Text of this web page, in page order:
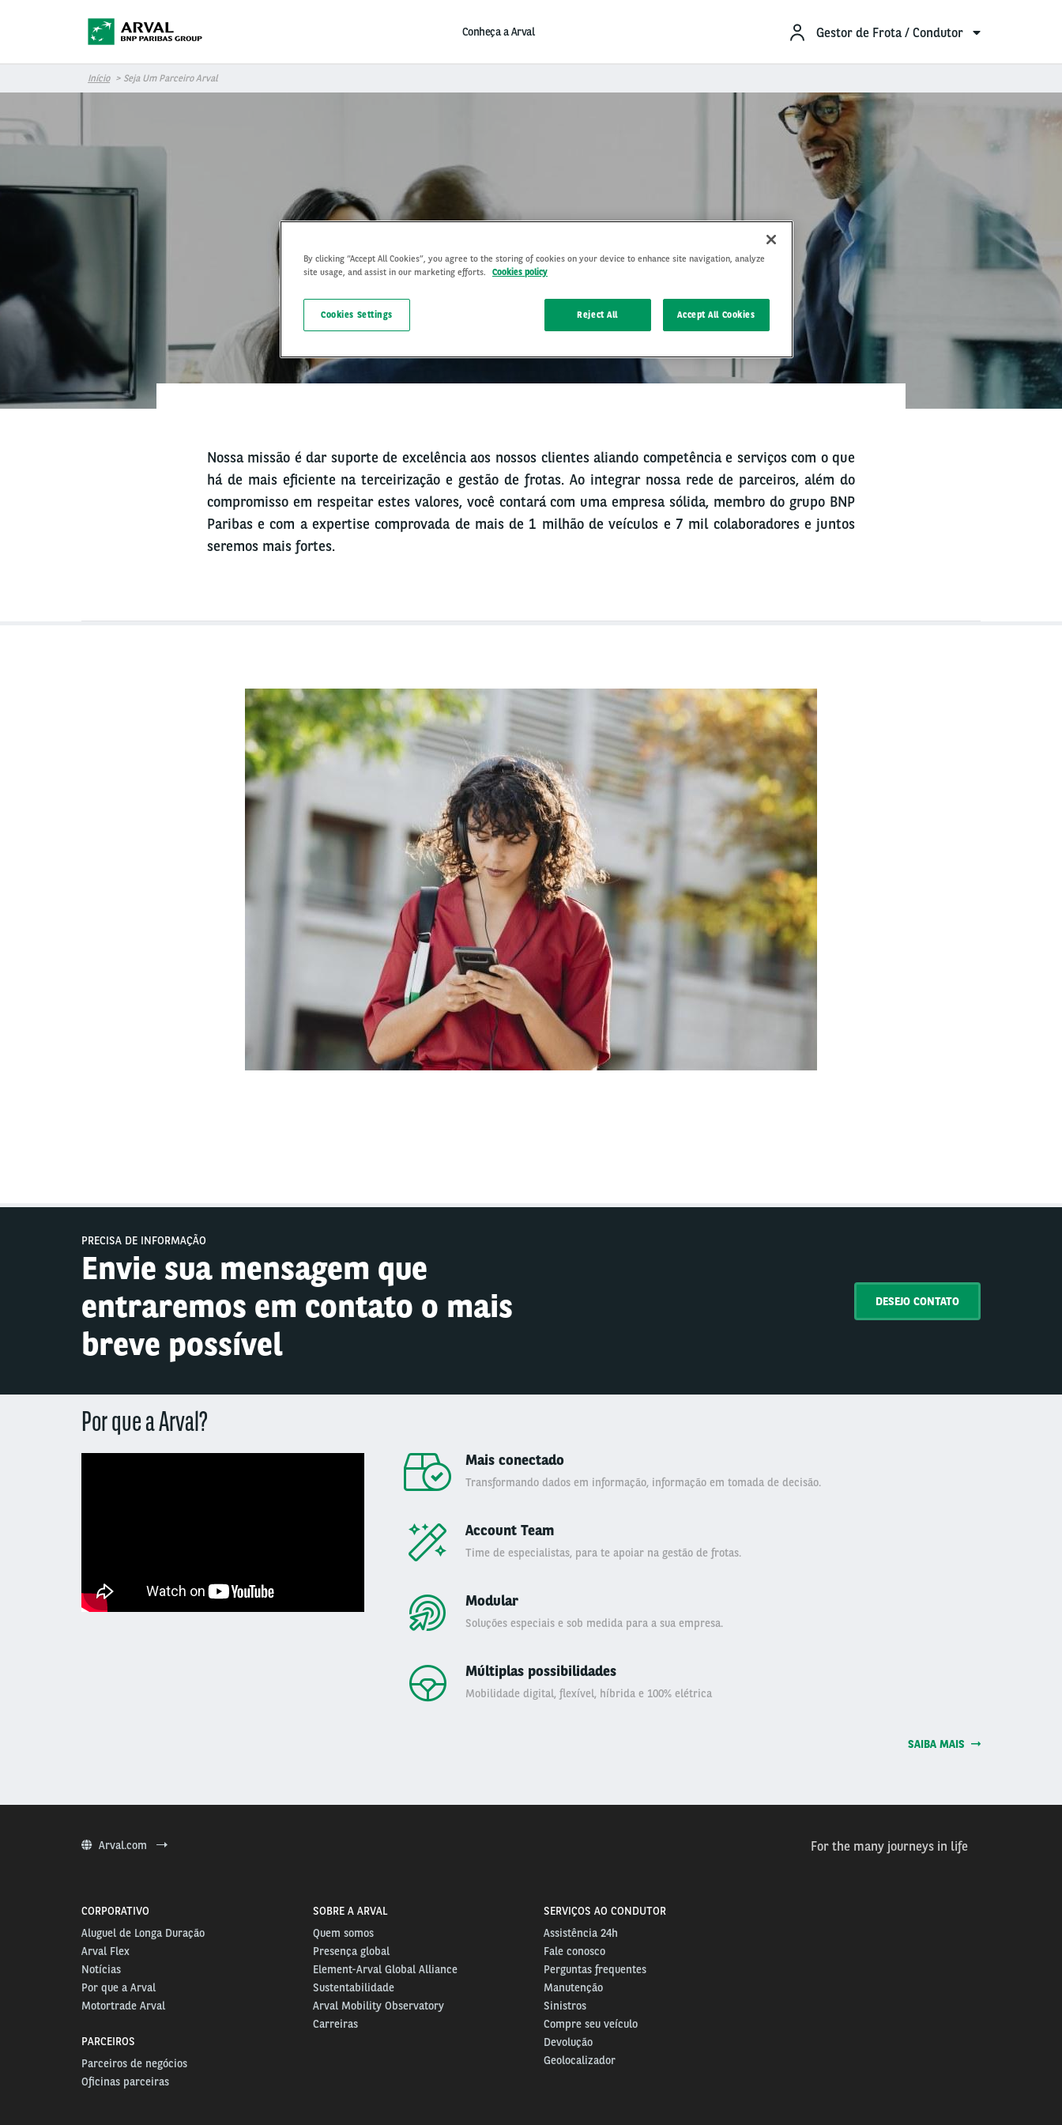
Conheça a Arval Gestor de Frota / Condutor
Início Seja Um Parceiro Arval
Seja um parceiro Arval
Nossa missão é dar suporte de excelência aos nossos clientes aliando competência e serviços com o que
há de mais eficiente na terceirização e gestão de frotas. Ao integrar nossa rede de parceiros, além do
compromisso em respeitar estes valores, você contará com uma empresa sólida, membro do grupo BNP
Paribas e com a expertise comprovada de mais de 1 milhão de veículos e 7 mil colaboradores e juntos
seremos mais fortes.
PRECISA DE INFORMAÇÃO
Envie sua mensagem que
entraremos em contato o mais
breve possível
DESEJO CONTATO
Por que a Arval?
Mais conectado
Transformando dados em informação, informação em tomada de decisão.
Account Team
Time de especialistas, para te apoiar na gestão de frotas.
Modular
Soluções especiais e sob medida para a sua empresa.
Múltiplas possibilidades
Mobilidade digital, flexível, híbrida e 100% elétrica
SAIBA MAIS
Arval.com For the many journeys in life
CORPORATIVO
Aluguel de Longa Duração
Arval Flex
Notícias
Por que a Arval
Motortrade Arval
PARCEIROS
Parceiros de negócios
Oficinas parceiras
SOBRE A ARVAL
Quem somos
Presença global
Element-Arval Global Alliance
Sustentabilidade
Arval Mobility Observatory
Carreiras
SERVIÇOS AO CONDUTOR
Assistência 24h
Fale conosco
Perguntas frequentes
Manutenção
Sinistros
Compre seu veículo
Devolução
Geolocalizador
By clicking “Accept All Cookies”, you agree to the storing of cookies on your device to enhance site navigation, analyze
site usage, and assist in our marketing efforts.
Cookies policy
Reject All Accept All Cookies
Cookies Settings